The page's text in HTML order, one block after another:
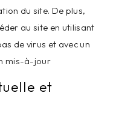
du site. De plus,
au site en utilisant
de virus et avec un
mis-à-jour
et